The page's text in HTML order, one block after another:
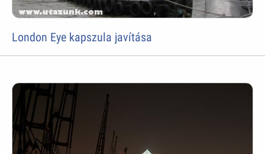
London Eye kapszula javítása